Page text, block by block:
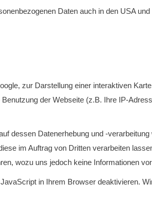
Daten auch in den USA
zur Darstellung einer interaktiven
der Webseite (z.B. Ihre IP-
dessen Datenerhebung und -
im Auftrag von Dritten verarbeiten
wozu uns jedoch keine Informationen
in Ihrem Browser deaktivieren.